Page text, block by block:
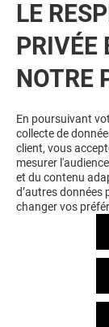
LE
PRIVÉE
NOTRE
En poursuivant
collecte de
client, vous
mesurer
et du contenu
d’autres
changer vos